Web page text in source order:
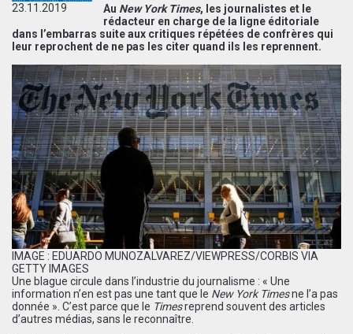
23.11.2019 Au New York Times, les journalistes et le
rédacteur en charge de la ligne éditoriale
dans l’embarras suite aux critiques répétées de confrères qui
leur reprochent de ne pas les citer quand ils les reprennent.
IMAGE : EDUARDO MUNOZALVAREZ/VIEWPRESS/CORBIS VIA
GETTY IMAGES
Une blague circule dans l’industrie du journalisme : « Une
information n’en est pas une tant que le New York Timesne l’a pas
donnée ». C’est parce que le Timesreprend souvent des articles
d’autres médias, sans le reconnaître.